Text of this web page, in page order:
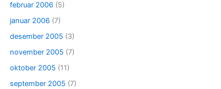
februar 2006 (5)
januar 2006 (7)
desember 2005 (3)
november 2005 (7)
oktober 2005 (11)
september 2005 (7)